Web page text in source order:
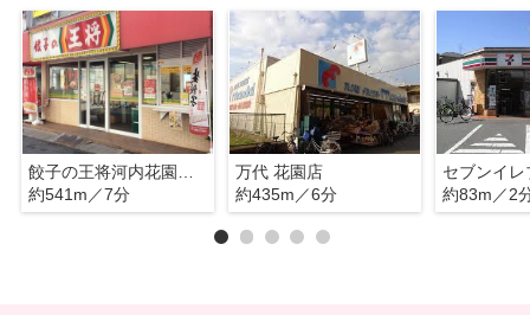
約541m／7分
万代 花園店
約435m／6分
約83m／2